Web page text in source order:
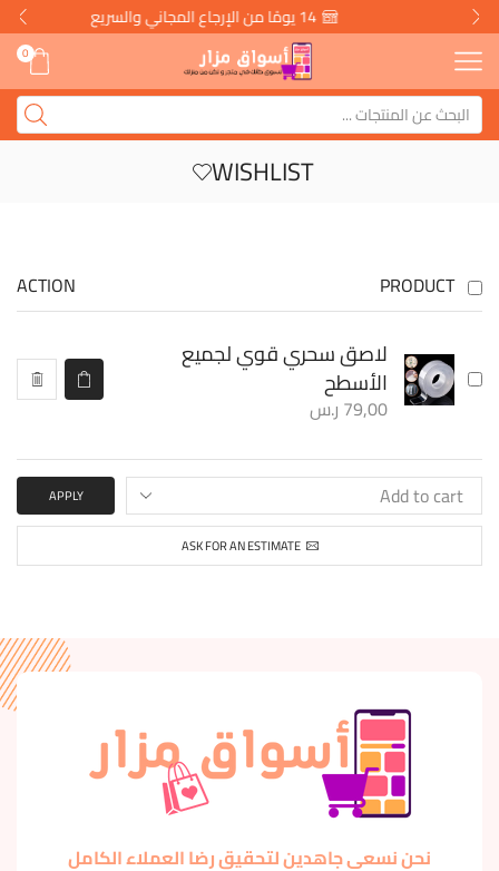
14 يومًا من الإرجاع المجاني والسريع
0
WISHLIST
PRODUCT
ACTION
لاصق سحري قوي لجميع
الأسطح
79,00 ر.س
APPLY
ASK FOR AN ESTIMATE
نحن نسعى جاهدين لتحقيق رضا العملاء الكامل